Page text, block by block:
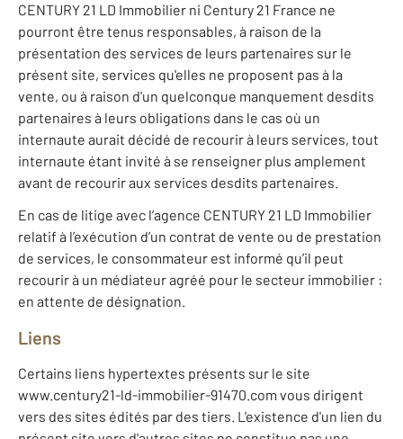
CENTURY 21 LD Immobilier ni Century 21 France ne
pourront être tenus responsables, à raison de la
présentation des services de leurs partenaires sur le
présent site, services qu'elles ne proposent pas à la
vente, ou à raison d'un quelconque manquement desdits
partenaires à leurs obligations dans le cas où un
internaute aurait décidé de recourir à leurs services, tout
internaute étant invité à se renseigner plus amplement
avant de recourir aux services desdits partenaires.
En cas de litige avec l’agence CENTURY 21 LD Immobilier
relatif à l’exécution d’un contrat de vente ou de prestation
de services, le consommateur est informé qu’il peut
recourir à un médiateur agréé pour le secteur immobilier :
en attente de désignation.
Liens
Certains liens hypertextes présents sur le site
www.century21-ld-immobilier-91470.com vous dirigent
vers des sites édités par des tiers. L'existence d'un lien du